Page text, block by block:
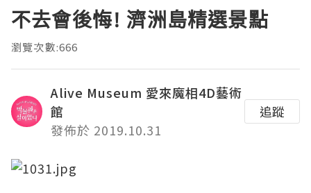
不去會後悔! 濟洲島精選景點
瀏覽次數:666
Alive Museum 愛來魔相4D藝術
館
發佈於 2019.10.31
追蹤